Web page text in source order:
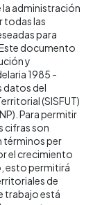
la administración
todas las
para
documento
y
1985 -
datos del
(SISFUT)
Para permitir
cifras son
términos per
el crecimiento
esto permitirá
de
trabajo está